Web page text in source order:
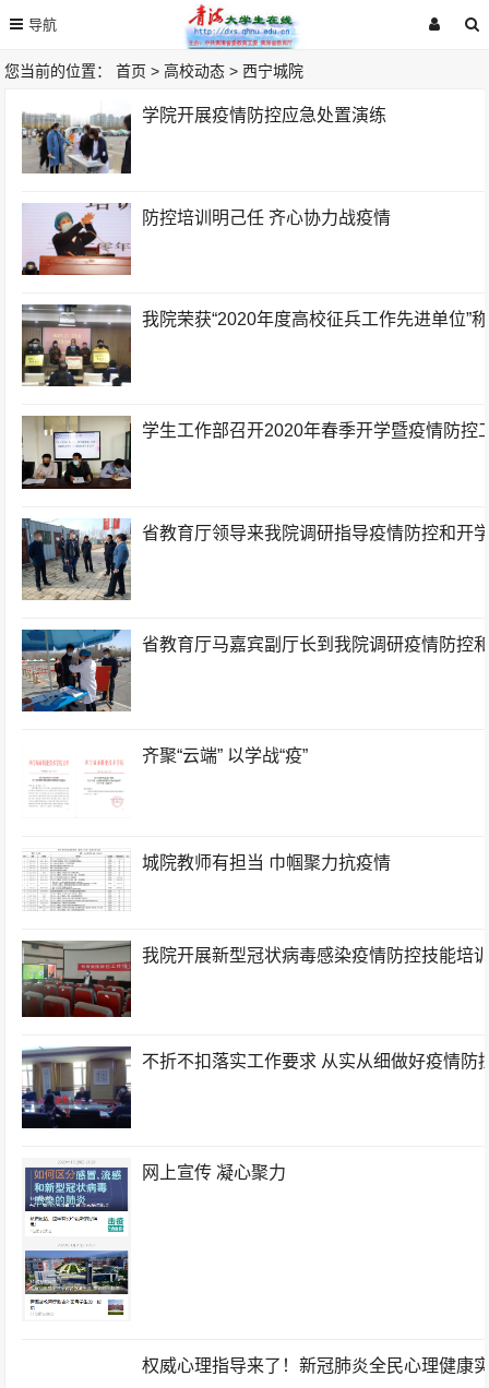
您当前的位置：首页 >高校动态 >西宁城院
学院开展疫情防控应急处置演练
防控培训明己任 齐心协力战疫情
我院荣获“2020年度高校征兵工作先进单位”
学生工作部召开2020年春季开学暨疫情防控
省教育厅领导来我院调研指导疫情防控和开
省教育厅马嘉宾副厅长到我院调研疫情防控
齐聚“云端” 以学战“疫”
城院教师有担当 巾帼聚力抗疫情
我院开展新型冠状病毒感染疫情防控技能培
不折不扣落实工作要求 从实从细做好疫情防
网上宣传 凝心聚力
权威心理指导来了！新冠肺炎全民心理健康